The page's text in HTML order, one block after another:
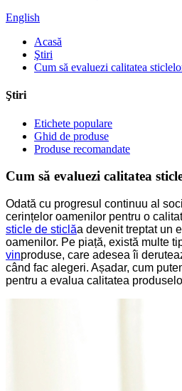
English
Acasă
Ştiri
Cum să evaluezi calitatea
Ştiri
Etichete populare
Ghid de produse
Produse recomandate
Cum să evaluezi calitatea
Odată cu progresul continuu al
cerințelor oamenilor pentru o
sticle de sticlăa devenit treptat un
oamenilor. Pe piață, există multe
vinproduse, care adesea îi
când fac alegeri. Așadar, cum
pentru a evalua calitatea